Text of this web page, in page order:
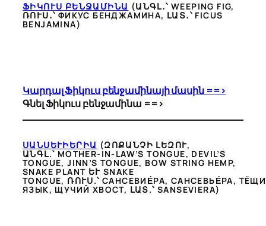
ՖԻԿՈՒՍ ԲԵՆՋԱՄԻՆԱ (ԱՆԳԼ․՝ WEEPING FIG,
ՌՈՒՍ․՝ ФИКУС БЕНДЖАМИНА, ԼԱՏ․՝ FICUS
BENJAMINA)
Կարդալ Ֆիկուս բենջամինայի մասին ==>
Գնել Ֆիկուս բենջամինա ==>
ՍԱՆՍԵՒԻԵՐԻԱ (ԶՈՔԱՆՉԻ ԼԵԶՈՒ,
ԱՆԳԼ.՝ MOTHER-IN-LAW’S TONGUE, DEVIL’S
TONGUE, JINN’S TONGUE, BOW STRING HEMP,
SNAKE PLANT ԵՒ SNAKE T
ONGUE, ՌՈՒՍ.՝ САНСЕВИЕ́РА, САНСЕВЬЕ́РА, ТЁЩИН
ЗЫК, ЩУЧИЙ ХВОСТ, ԼԱՏ.՝ SANSEVIERA)